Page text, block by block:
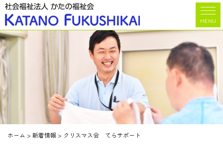
MENU
ホーム > 新着情報 > クリスマス会 てらサポート